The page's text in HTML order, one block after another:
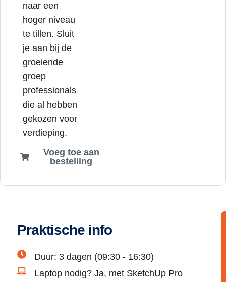
naar een
hoger niveau
te tillen. Sluit
je aan bij de
groeiende
groep
professionals
die al hebben
gekozen voor
verdieping.
Voeg toe aan
bestelling
Praktische info
Duur: 3 dagen (09:30 - 16:30)
Laptop nodig? Ja, met SketchUp Pro